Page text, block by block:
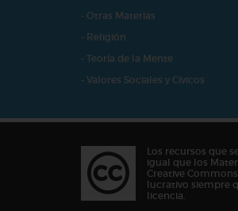
- Otras Materias
- Religión
- Teoría de la Mente
- Valores Sociales y Cívicos
Los recursos que
igual que los
Creative
lucrativo siempre
licencia.